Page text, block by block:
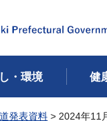
・環境 健
発表資料 > 2024年11